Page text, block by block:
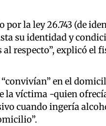
la ley 26.743 (de
su identidad y
respecto”, explicó el
en el
la víctima -quien
cuando ingería